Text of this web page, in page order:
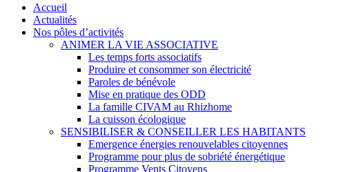
search
Menu
Accueil
Actualités
Nos pôles d’activités
ANIMER LA VIE ASSOCIATIVE
Les temps forts associatifs
Produire et consommer son électricité
Paroles de bénévole
Mise en pratique des ODD
La famille CIVAM au Rhizhome
La cuisson écologique
SENSIBILISER & CONSEILLER LES HABITANTS
Emergence énergies renouvelables citoyennes
Programme pour plus de sobriété énergétique
Programme Vents Citoyens